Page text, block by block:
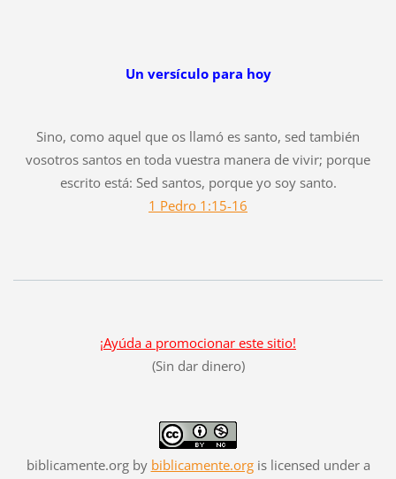
Un versículo para hoy
Sino, como aquel que os llamó es santo, sed también
vosotros santos en toda vuestra manera de vivir; porque
escrito está: Sed santos, porque yo soy santo.
1 Pedro 1:15-16
¡Ayúda a promocionar este sitio!
(Sin dar dinero)
biblicamente.orgby biblicamente.orgis licensed under a